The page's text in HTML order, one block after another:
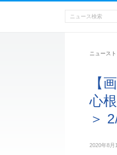
ニュース
【
心
＞
2020年8月